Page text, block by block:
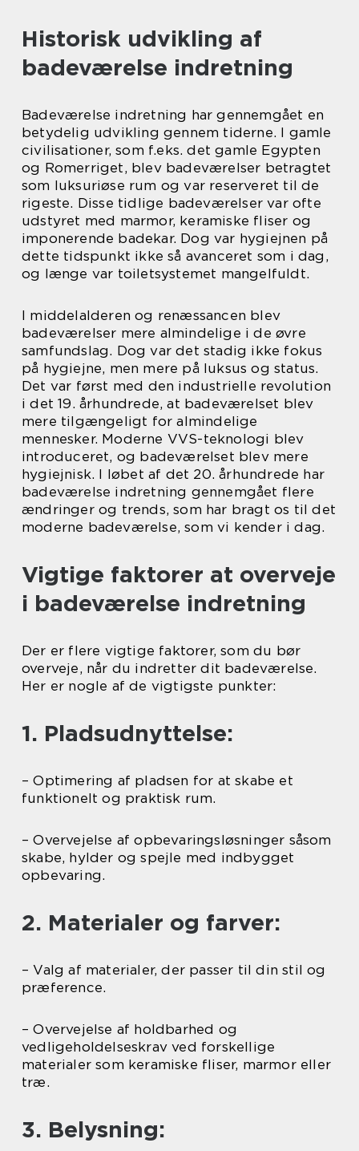
Historisk udvikling af
badeværelse indretning
Badeværelse indretning har gennemgået en
betydelig udvikling gennem tiderne. I gamle
civilisationer, som f.eks. det gamle Egypten
og Romerriget, blev badeværelser betragtet
som luksuriøse rum og var reserveret til de
rigeste. Disse tidlige badeværelser var ofte
udstyret med marmor, keramiske fliser og
imponerende badekar. Dog var hygiejnen på
dette tidspunkt ikke så avanceret som i dag,
og længe var toiletsystemet mangelfuldt.
I middelalderen og renæssancen blev
badeværelser mere almindelige i de øvre
samfundslag. Dog var det stadig ikke fokus
på hygiejne, men mere på luksus og status.
Det var først med den industrielle revolution
i det 19. århundrede, at badeværelset blev
mere tilgængeligt for almindelige
mennesker. Moderne VVS-teknologi blev
introduceret, og badeværelset blev mere
hygiejnisk. I løbet af det 20. århundrede har
badeværelse indretning gennemgået flere
ændringer og trends, som har bragt os til det
moderne badeværelse, som vi kender i dag.
Vigtige faktorer at overveje
i badeværelse indretning
Der er flere vigtige faktorer, som du bør
overveje, når du indretter dit badeværelse.
Her er nogle af de vigtigste punkter:
1. Pladsudnyttelse:
– Optimering af pladsen for at skabe et
funktionelt og praktisk rum.
– Overvejelse af opbevaringsløsninger såsom
skabe, hylder og spejle med indbygget
opbevaring.
2. Materialer og farver:
– Valg af materialer, der passer til din stil og
præference.
– Overvejelse af holdbarhed og
vedligeholdelseskrav ved forskellige
materialer som keramiske fliser, marmor eller
træ.
3. Belysning: